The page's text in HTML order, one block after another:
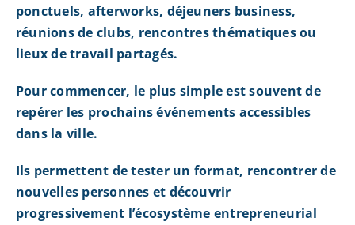
ponctuels, afterworks, déjeuners business,
réunions de clubs, rencontres thématiques ou
lieux de travail partagés.
Pour commencer, le plus simple est souvent de
repérer les prochains événements accessibles
dans la ville.
Ils permettent de tester un format, rencontrer de
nouvelles personnes et découvrir
progressivement l’écosystème entrepreneurial